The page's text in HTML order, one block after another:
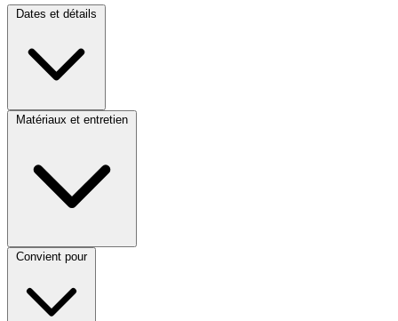
Dates et détails
Matériaux et entretien
Convient pour